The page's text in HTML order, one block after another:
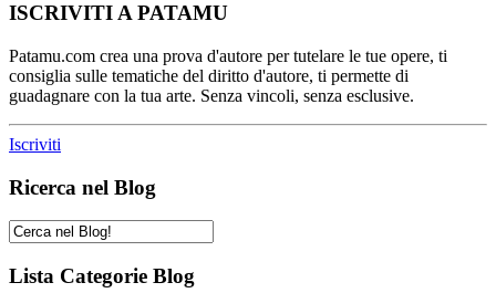
ISCRIVITI A PATAMU
Patamu.com crea una prova d'autore per tutelare le tue opere, ti
consiglia sulle tematiche del diritto d'autore, ti permette di
guadagnare con la tua arte. Senza vincoli, senza esclusive.
Iscriviti
Ricerca nel Blog
Lista Categorie Blog